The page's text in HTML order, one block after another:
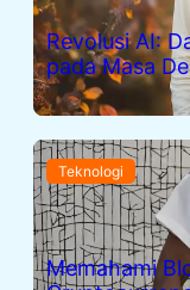
Revolusi AI:
pada Masa
Teknologi
Memahami